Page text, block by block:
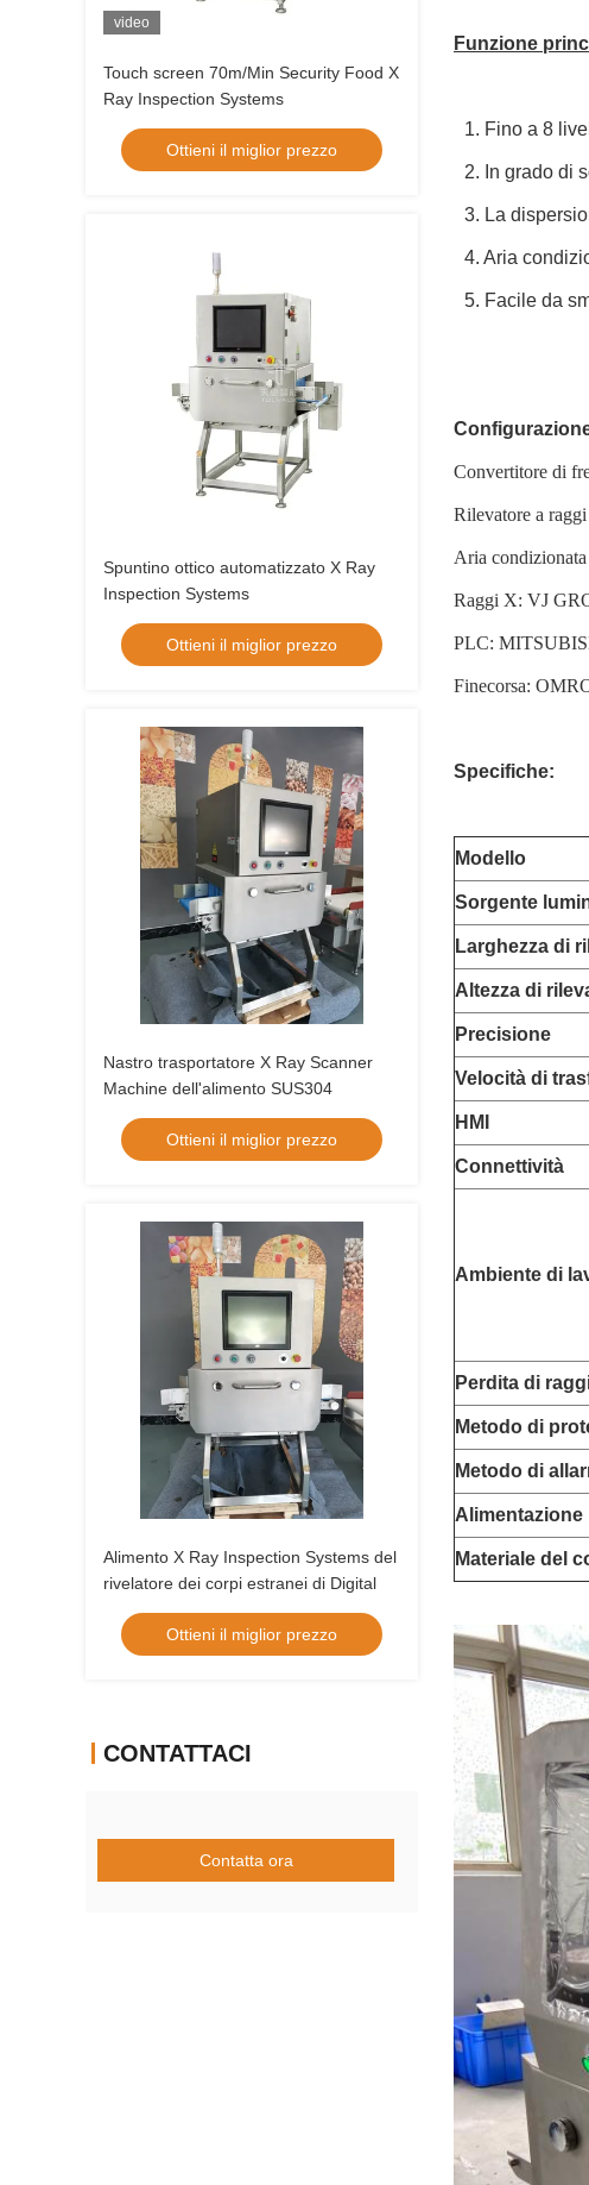
video
Touch screen 70m/Min Security Food X
Ray Inspection Systems
Ottieni il miglior prezzo
Spuntino ottico automatizzato X Ray
Inspection Systems
Ottieni il miglior prezzo
Nastro trasportatore X Ray Scanner
Machine dell'alimento SUS304
Ottieni il miglior prezzo
Alimento X Ray Inspection Systems del
rivelatore dei corpi estranei di Digital
Ottieni il miglior prezzo
CONTATTACI
Contatta ora
Funzione
1. Fino a 8
2. In grado di
3. La
4. Aria
5. Facile da
Convertitore di
Rilevatore a
Aria
Raggi X: VJ
PLC:
Finecorsa:
Specifiche:
Modello
Sorgente
Larghezza di
Altezza di
Precisione
Velocità di
HMI
Connettività
Ambiente di
Perdita di
Metodo di
Metodo di
Alimentazione
Materiale del